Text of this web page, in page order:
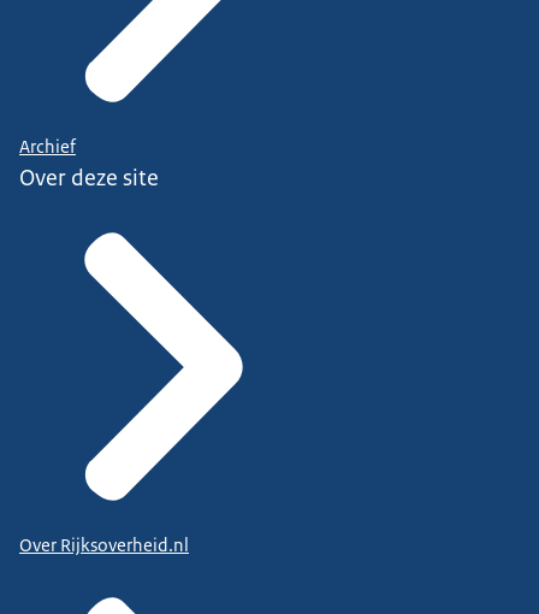
Archief
Over deze site
Over Rijksoverheid.nl